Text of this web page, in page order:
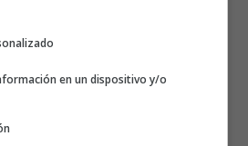
en Inglés - Stories in
Julio 2026
en un dispositivo y/o